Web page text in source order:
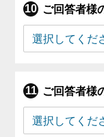
ご回答者様
ご回答者様